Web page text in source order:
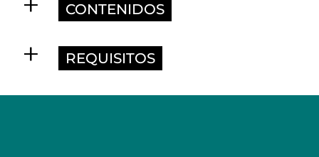
CONTENIDOS
REQUISITOS